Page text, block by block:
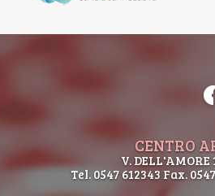
CENTRO
V. DELL'AMORE
Tel. 0547 612343 Fax.